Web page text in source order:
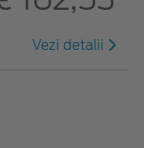
Vezi detalii